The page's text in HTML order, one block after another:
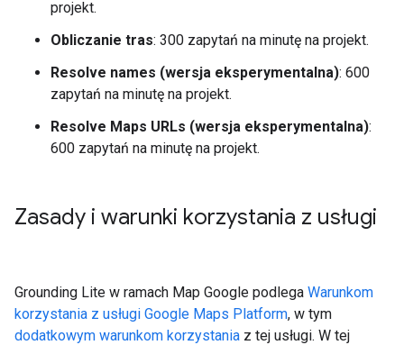
projekt.
Obliczanie tras: 300 zapytań na minutę na projekt.
Resolve names (wersja eksperymentalna): 600
zapytań na minutę na projekt.
Resolve Maps URLs (wersja eksperymentalna):
600 zapytań na minutę na projekt.
Zasady i warunki korzystania z usługi
Grounding Lite w ramach Map Google podlega Warunkom
korzystania z usługi Google Maps Platform, w tym
dodatkowym warunkom korzystania z tej usługi. W tej